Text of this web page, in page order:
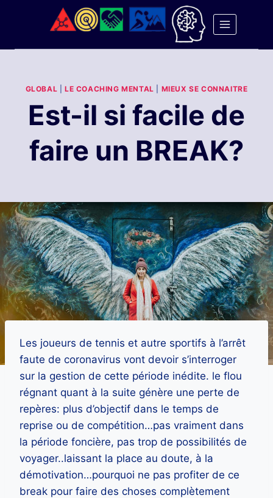
GLOBAL |LE COACHING MENTAL MIEUX SE CONNAITRE
Est-il si facile de
faire un BREAK?
Les joueurs de tennis et autre sportifs à l’arrêt
faute de coronavirus vont devoir s’interroger
sur la gestion de cette période inédite. le flou
régnant quant à la suite génère une perte de
repères: plus d’objectif dans le temps de
reprise ou de compétition…pas vraiment dans
la période foncière, pas trop de possibilités de
voyager..laissant la place au doute, à la
démotivation…pourquoi ne pas profiter de ce
break pour faire des choses complètement